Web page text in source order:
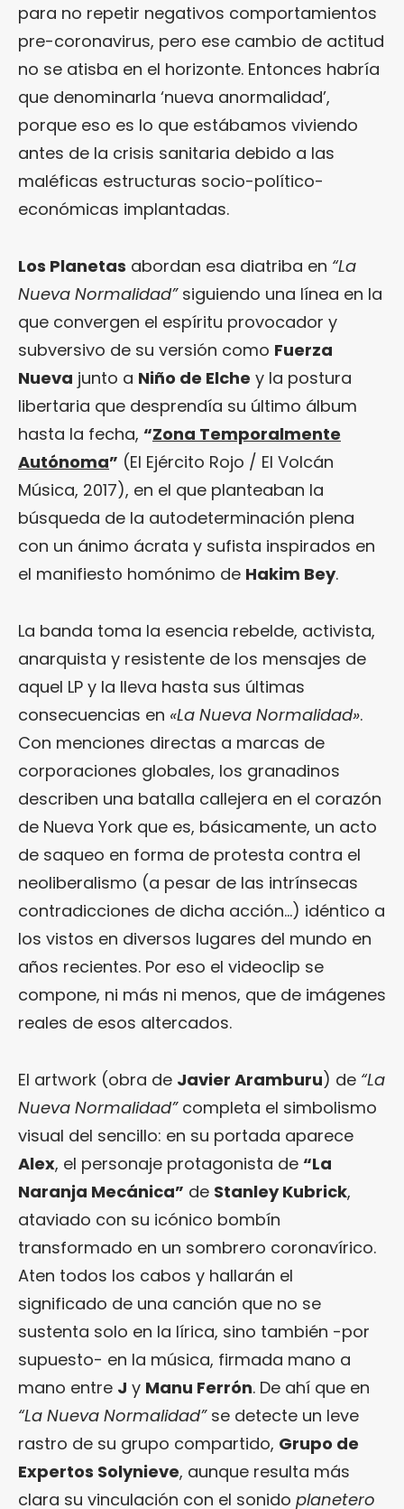
para no repetir negativos comportamientos
pre-coronavirus, pero ese cambio de actitud
no se atisba en el horizonte. Entonces habría
que denominarla ‘nueva anormalidad’,
porque eso es lo que estábamos viviendo
antes de la crisis sanitaria debido a las
maléficas estructuras socio-político-
económicas implantadas.
Los Planetas abordan esa diatriba en “La
Nueva Normalidad”siguiendo una línea en la
que convergen el espíritu provocador y
subversivo de su versión como Fuerza
Nueva junto a Niño de Elche y la postura
libertaria que desprendía su último álbum
hasta la fecha, “Zona Temporalmente
Autónoma” (El Ejército Rojo / El Volcán
Música, 2017), en el que planteaban la
búsqueda de la autodeterminación plena
con un ánimo ácrata y sufista inspirados en
el manifiesto homónimo de Hakim Bey.
La banda toma la esencia rebelde, activista,
anarquista y resistente de los mensajes de
aquel LP y la lleva hasta sus últimas
consecuencias en «La Nueva Normalidad».
Con menciones directas a marcas de
corporaciones globales, los granadinos
describen una batalla callejera en el corazón
de Nueva York que es, básicamente, un acto
de saqueo en forma de protesta contra el
neoliberalismo (a pesar de las intrínsecas
contradicciones de dicha acción…) idéntico a
los vistos en diversos lugares del mundo en
años recientes. Por eso el videoclip se
compone, ni más ni menos, que de imágenes
reales de esos altercados.
El artwork (obra de Javier Aramburu) de “La
Nueva Normalidad”completa el simbolismo
visual del sencillo: en su portada aparece
Alex, el personaje protagonista de “La
Naranja Mecánica” de Stanley Kubrick,
ataviado con su icónico bombín
transformado en un sombrero coronavírico.
Aten todos los cabos y hallarán el
significado de una canción que no se
sustenta solo en la lírica, sino también -por
supuesto- en la música, firmada mano a
mano entre J y Manu Ferrón. De ahí que en
“La Nueva Normalidad”se detecte un leve
rastro de su grupo compartido, Grupo de
Expertos Solynieve, aunque resulta más
clara su vinculación con el sonido planetero